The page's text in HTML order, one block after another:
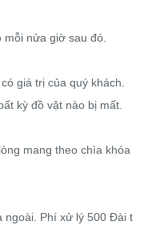
nửa giờ sau đó.
giá trị của quý khách.
kỳ đồ vật nào bị mất.
mang theo chìa khóa
ngoài. Phí xử lý 500 Đài t